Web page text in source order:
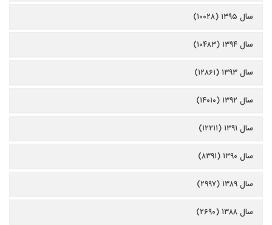
سال ۱۳۹۵ (۱۰۰۲۸)
سال ۱۳۹۴ (۱۰۴۸۳)
سال ۱۳۹۳ (۱۲۸۶۱)
سال ۱۳۹۲ (۱۴۰۱۰)
سال ۱۳۹۱ (۱۲۲۱۱)
سال ۱۳۹۰ (۸۳۹۱)
سال ۱۳۸۹ (۲۹۹۷)
سال ۱۳۸۸ (۲۶۹۰)